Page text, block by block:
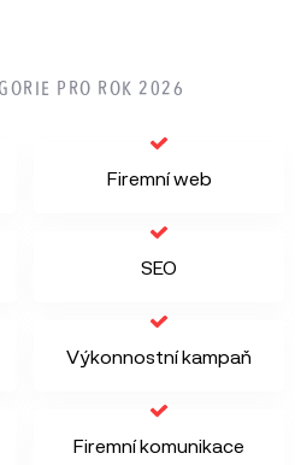
PRO ROK 2026
Firemní web
SEO
Výkonnostní kampaň
Firemní komunikace